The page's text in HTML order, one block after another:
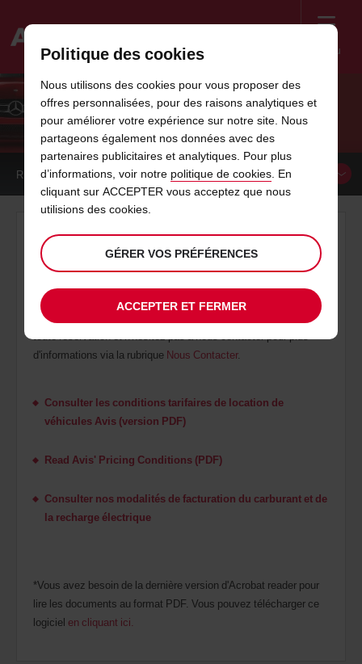
Menu
Avis
CONDITIONS TARIFAIRES
RÉSERVER UNVÉHICULE
Conditions tarifaires
Dans un désir de transparence vis-à-vis de ses clients, Avis
de voiture.
Merci de prendre connaisance de ce document avant d'effectuer
toute réservation et n'hésitez pas à nous contacter pour plus
d'informations via la rubrique Nous Contacter.
Consulter les conditions tarifaires de location de
véhicules Avis (version PDF)
Read Avis' Pricing Conditions (PDF)
Consulter nos modalités de facturation du carburant et de
la recharge électrique
*Vous avez besoin de la dernière version d'Acrobat reader pour
lire les documents au format PDF. Vous pouvez télécharger ce
logiciel en cliquant ici.
Politique des cookies
Nous utilisons des cookies pour vous proposer des
offres personnalisées, pour des raisons analytiques et
pour améliorer votre expérience sur notre site. Nous
partageons également nos données avec des
partenaires publicitaires et analytiques. Pour plus
d’informations, voir notre politique de cookies. En
cliquant sur ACCEPTER vous acceptez que nous
utilisions des cookies.
GÉRER VOS PRÉFÉRENCES
ACCEPTER ET FERMER